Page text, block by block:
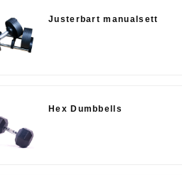
Justerbart manualsett
Hex Dumbbells